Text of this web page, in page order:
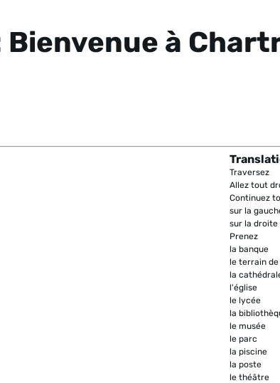
à
Traversez
Allez tout
Continuez
sur la
sur la droite
Prenez
la banque
le terrain
la
l'église
le lycée
la
le musée
le parc
la piscine
la poste
le théâtre